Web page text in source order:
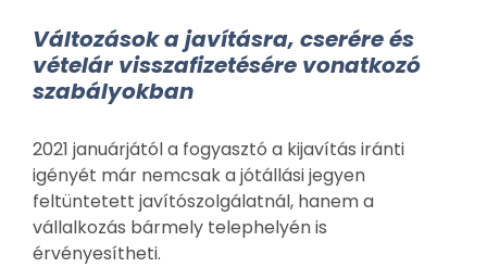
Változások a javításra, cserére és
vételár visszafizetésére vonatkozó
szabályokban
2021 januárjától a fogyasztó a kijavítás iránti
igényét már nemcsak a jótállási jegyen
feltüntetett javítószolgálatnál, hanem a
vállalkozás bármely telephelyén is
érvényesítheti.